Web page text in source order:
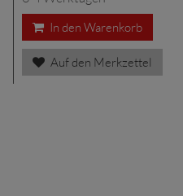
In den Warenkorb
Auf den Merkzettel